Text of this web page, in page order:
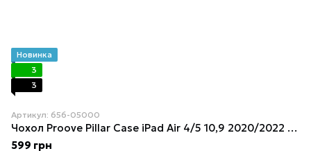
Новинка
3
3
Артикул: 656-05000
Чохол Proove Pillar Case iPad Air 4/5 10,9 2020/2022 Green
599 грн